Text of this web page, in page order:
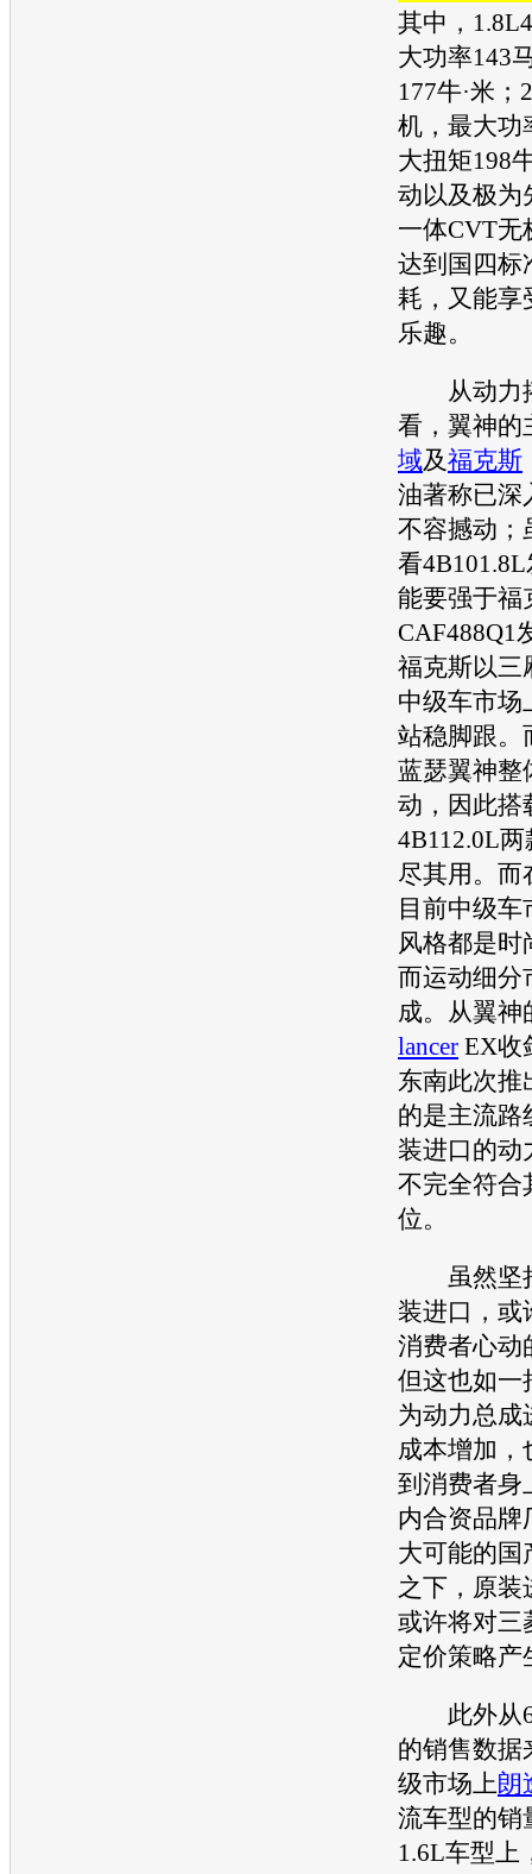
其中，
大功率143
177牛·米；
机 ，最大
大扭矩198
动以及极为
一体CVT无
达到国四标
耗，又能享
乐趣。
从动力
看，翼神的
域及福克斯
油著称已深
不容撼动；
看4B101.8L
能要强于福
CAF488Q1
福克斯以三
中级车市场
站稳脚跟。
蓝瑟翼神整
动，因此搭
4B112.0L两
尽其用。而
目前中级
风格都是
而运动细分
成。从翼神
lancer EX收
东南此次推
的是主流路
装进口的动
不完全符合
位。
虽然坚
装进口，或
消费者心动
但这也如一
为动力总成
成本增加，
到消费者身
内合资品牌
大可能的国
之下，原装
或许将对三
定价策略产
此外从6
的销售数据
级市场上朗
流车型的销
1.6L车型